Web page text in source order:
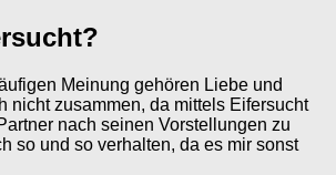
Meinung gehören Liebe und
nicht zusammen, da mittels Eifersucht
nach seinen Vorstellungen zu
so und so verhalten, da es mir sonst